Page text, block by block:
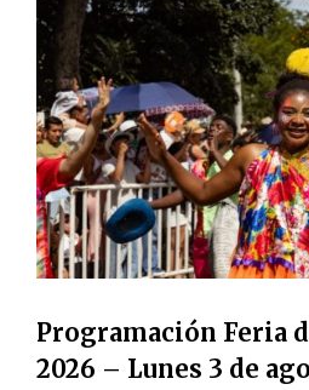
Programación Feria
2026 – Lunes 3 de